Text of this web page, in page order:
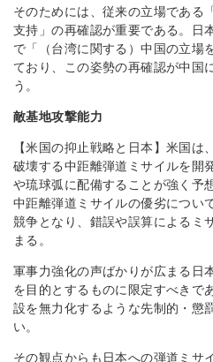
そのためには、従来の立場である
支持」の再確認が重要である。日
で「（台湾に関する）中国の立場
ており、この姿勢の再確認が中国
う。
敵基地攻撃能力
【米国の抑止戦略と日本】米国は
破壊する中距離弾道ミサイルを開
や琉球弧に配備することが強く予
中距離弾道ミサイルの優劣につい
競争となり、錯誤や誤算によるミ
まる。
軍事力強化の声ばかりが広まる日
を目的とするものに限定すべきで
設を無力化するような先制的・懲
い。
その観点からも日本への弾道ミサ